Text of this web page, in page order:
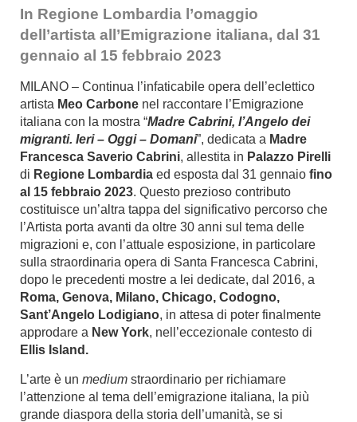
In Regione Lombardia l’omaggio
dell’artista all’Emigrazione italiana, dal 31
gennaio al 15 febbraio 2023
MILANO – Continua l’infaticabile opera dell’eclettico
artista Meo Carbone nel raccontare l’Emigrazione
italiana con la mostra “Madre Cabrini, l’Angelo dei
migranti. Ieri – Oggi – Domani”, dedicata a Madre
Francesca Saverio Cabrini, allestita in Palazzo Pirelli
di Regione Lombardia ed esposta dal 31 gennaio fino
al 15 febbraio 2023. Questo prezioso contributo
costituisce un’altra tappa del significativo percorso che
l’Artista porta avanti da oltre 30 anni sul tema delle
migrazioni e, con l’attuale esposizione, in particolare
sulla straordinaria opera di Santa Francesca Cabrini,
dopo le precedenti mostre a lei dedicate, dal 2016, a
Roma, Genova, Milano, Chicago, Codogno,
Sant’Angelo Lodigiano, in attesa di poter finalmente
approdare a New York, nell’eccezionale contesto di
Ellis Island.
L’arte è un medium straordinario per richiamare
l’attenzione al tema dell’emigrazione italiana, la più
grande diaspora della storia dell’umanità, se si